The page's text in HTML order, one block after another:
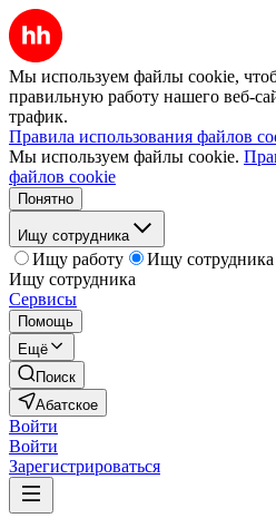
Мы используем файлы cookie,
правильную работу нашего веб-
трафик.
Правила использования файлов
Мы используем файлы cookie.
файлов cookie
Понятно
Ищу сотрудника
Ищу работу
Ищу сотрудника
Ищу сотрудника
Сервисы
Помощь
Ещё
Поиск
Абатское
Войти
Войти
Зарегистрироваться